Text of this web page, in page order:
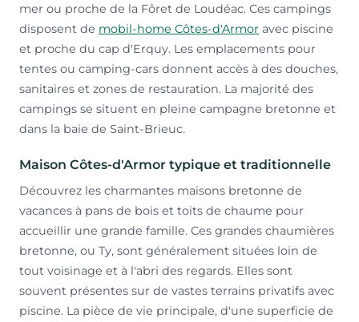
mer ou proche de la Fôret de Loudéac. Ces campings
disposent de mobil-home Côtes-d'Armor avec piscine
et proche du cap d'Erquy. Les emplacements pour
tentes ou camping-cars donnent accès à des douches,
sanitaires et zones de restauration. La majorité des
campings se situent en pleine campagne bretonne et
dans la baie de Saint-Brieuc.
Maison Côtes-d'Armor typique et traditionnelle
Découvrez les charmantes maisons bretonne de
vacances à pans de bois et toits de chaume pour
accueillir une grande famille. Ces grandes chaumières
bretonne, ou Ty, sont généralement situées loin de
tout voisinage et à l'abri des regards. Elles sont
souvent présentes sur de vastes terrains privatifs avec
piscine. La pièce de vie principale, d'une superficie de